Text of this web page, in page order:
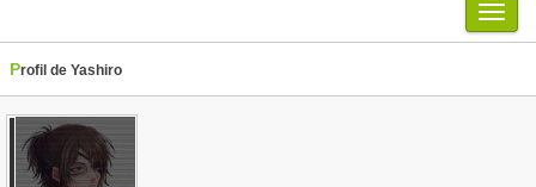
Menu
Profil de Yashiro